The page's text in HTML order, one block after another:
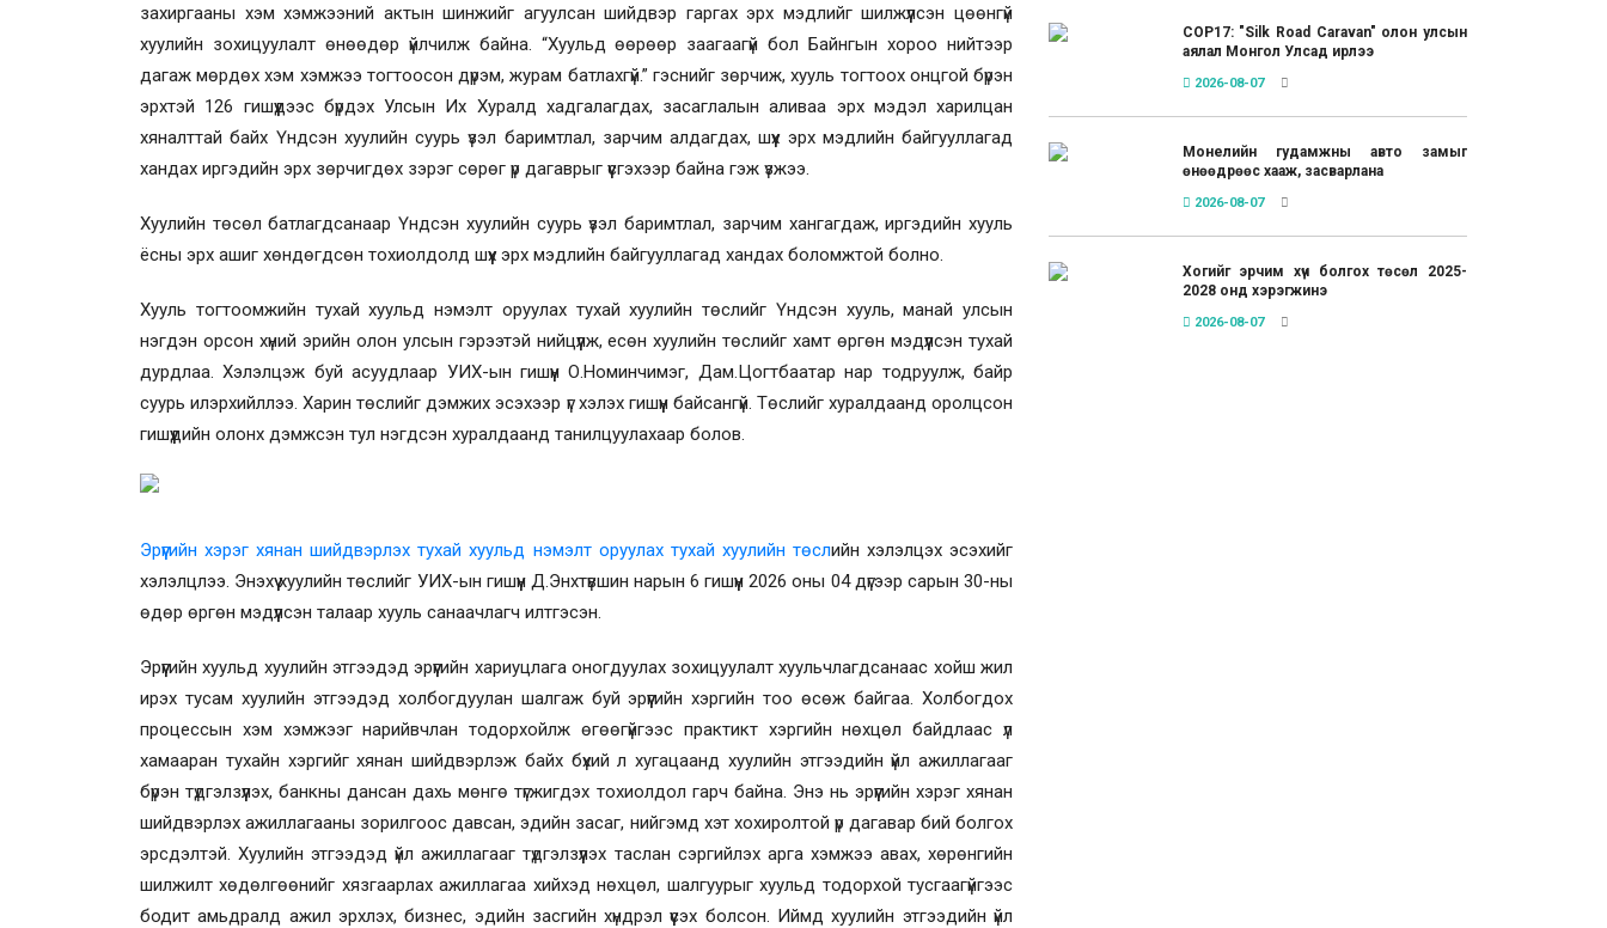
захиргааны хэм хэмжээний актын шинжийг агуулсан шийдвэр гаргах эрх мэдлийг шилжүүлсэн цөөнгүй
хуулийн зохицуулалт өнөөдөр үйлчилж байна. “Хуульд өөрөөр заагаагүй бол Байнгын хороо нийтээр
дагаж мөрдөх хэм хэмжээ тогтоосон дүрэм, журам батлахгүй.” гэснийг зөрчиж, хууль тогтоох онцгой бүрэн
эрхтэй 126 гишүүдээс бүрдэх Улсын Их Хуралд хадгалагдах, засаглалын аливаа эрх мэдэл харилцан
хяналттай байх Үндсэн хуулийн суурь үзэл баримтлал, зарчим алдагдах, шүүх эрх мэдлийн байгууллагад
хандах иргэдийн эрх зөрчигдөх зэрэг сөрөг үр дагаврыг үүсгэхээр байна гэж үзжээ.
Хуулийн төсөл батлагдсанаар Үндсэн хуулийн суурь үзэл баримтлал, зарчим хангагдаж, иргэдийн хууль
ёсны эрх ашиг хөндөгдсөн тохиолдолд шүүх эрх мэдлийн байгууллагад хандах боломжтой болно.
Хууль тогтоомжийн тухай хуульд нэмэлт оруулах тухай хуулийн төслийг Үндсэн хууль, манай улсын
нэгдэн орсон хүний эрийн олон улсын гэрээтэй нийцүүлж,есөн хуулийн төслийг хамт өргөн мэдүүлсэн тухай
дурдлаа.Хэлэлцэж буй асуудлаар УИХ-ын гишүүн О.Номинчимэг, Дам.Цогтбаатар нар тодруулж, байр
суурь илэрхийллээ.Харин төслийг дэмжих эсэхээр үг хэлэх гишүүн байсангүй. Төслийг хуралдаанд оролцсон
гишүүдийн олонх дэмжсэн тул нэгдсэн хуралдаанд танилцуулахаар болов.
Эрүүгийн хэрэг хянан шийдвэрлэх тухай хуульд нэмэлт оруулах тухай хуулийн төслийн хэлэлцэх эсэхийг
хэлэлцлээ. Энэхүү хуулийн төслийг УИХ-ын гишүүн Д.Энхтүвшин нарын 6 гишүүн 2026 оны 04 дүгээр сарын 30-ны
өдөр өргөн мэдүүлсэн талаар хууль санаачлагч илтгэсэн.
Эрүүгийн хуульд хуулийн этгээдэд эрүүгийн хариуцлага оногдуулах зохицуулалт хуульчлагдсанаас хойш жил
ирэх тусам хуулийн этгээдэд холбогдуулан шалгаж буй эрүүгийн хэргийн тоо өсөж байгаа. Холбогдох
процессын хэм хэмжээг нарийвчлан тодорхойлж өгөөгүйгээс практикт хэргийн нөхцөл байдлаас үл
хамааран тухайн хэргийг хянан шийдвэрлэж байх бүхий л хугацаанд хуулийн этгээдийн үйл ажиллагааг
бүрэн түдгэлзүүлэх, банкны дансан дахь мөнгө түгжигдэх тохиолдол гарч байна. Энэ нь эрүүгийн хэрэг хянан
шийдвэрлэх ажиллагааны зорилгоос давсан, эдийн засаг, нийгэмд хэт хохиролтой үр дагавар бий болгох
эрсдэлтэй.Хуулийн этгээдэд үйл ажиллагааг түдгэлзүүлэх таслан сэргийлэх арга хэмжээ авах, хөрөнгийн
шилжилт хөдөлгөөнийг хязгаарлах ажиллагаа хийхэд нөхцөл, шалгуурыг хуульд тодорхой тусгаагүйгээс
бодит амьдралд ажил эрхлэх, бизнес, эдийн засгийн хүндрэл үүсэх болсон. Иймд хуулийн этгээдийн үйл
COP17: "Silk Road Caravan" олон улсын
аялал Монгол Улсад ирлээ
2026-08-07
Монелийн гудамжны авто замыг
өнөөдрөөс хааж, засварлана
2026-08-07
Хогийг эрчим хүч болгох төсөл 2025-
2028 онд хэрэгжинэ
2026-08-07